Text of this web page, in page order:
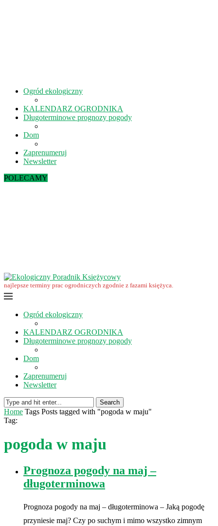
Ogród ekologiczny
KALENDARZ OGRODNIKA
Długoterminowe prognozy pogody
Dom
Zaprenumeruj
Newsletter
POLECAMY
najlepsze terminy prac ogrodniczych zgodnie z fazami księżyca.
Ogród ekologiczny
KALENDARZ OGRODNIKA
Długoterminowe prognozy pogody
Dom
Zaprenumeruj
Newsletter
Search
Home Tags Posts tagged with "pogoda w maju"
Tag:
pogoda w maju
Prognoza pogody na maj –
długoterminowa
Prognoza pogody na maj – długoterminowa – Jaką pogodę
przyniesie maj? Czy po suchym i mimo wszystko zimnym